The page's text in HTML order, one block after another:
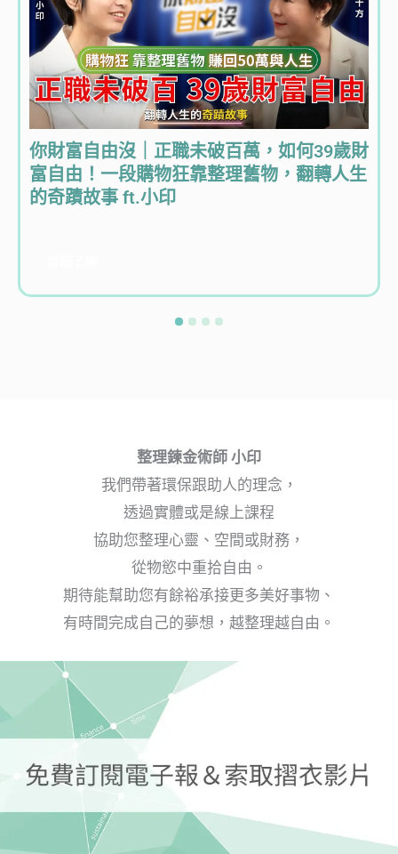
你財富自由沒｜正職未破百萬，如何39歲財
富自由！一段購物狂靠整理舊物，翻轉人生
的奇蹟故事 ft.小印
4
整理鍊金術師 小印
我們帶著環保跟助人的理念，
透過實體或是線上課程
協助您整理心靈、空間或財務，
從物慾中重拾自由。
期待能幫助您有餘裕承接更多美好事物、
有時間完成自己的夢想，越整理越自由。